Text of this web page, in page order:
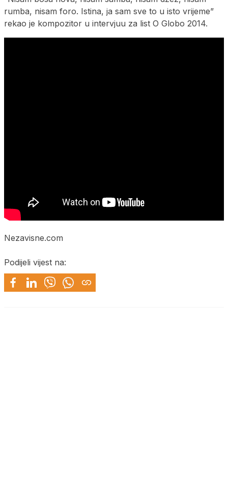
rumba, nisam foro. Istina, ja sam sve to u isto vrijeme”
rekao je kompozitor u intervjuu za list O Globo 2014.
Nezavisne.com
Podijeli vijest na: